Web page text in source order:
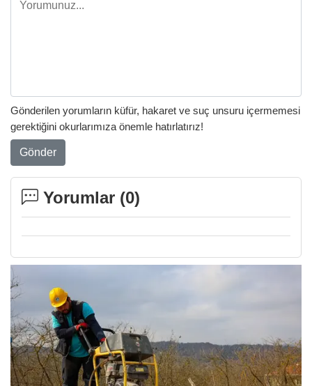
Gönderilen yorumların küfür, hakaret ve suç unsuru içermemesi
gerektiğini okurlarımıza önemle hatırlatırız!
Gönder
Yorumlar (0)